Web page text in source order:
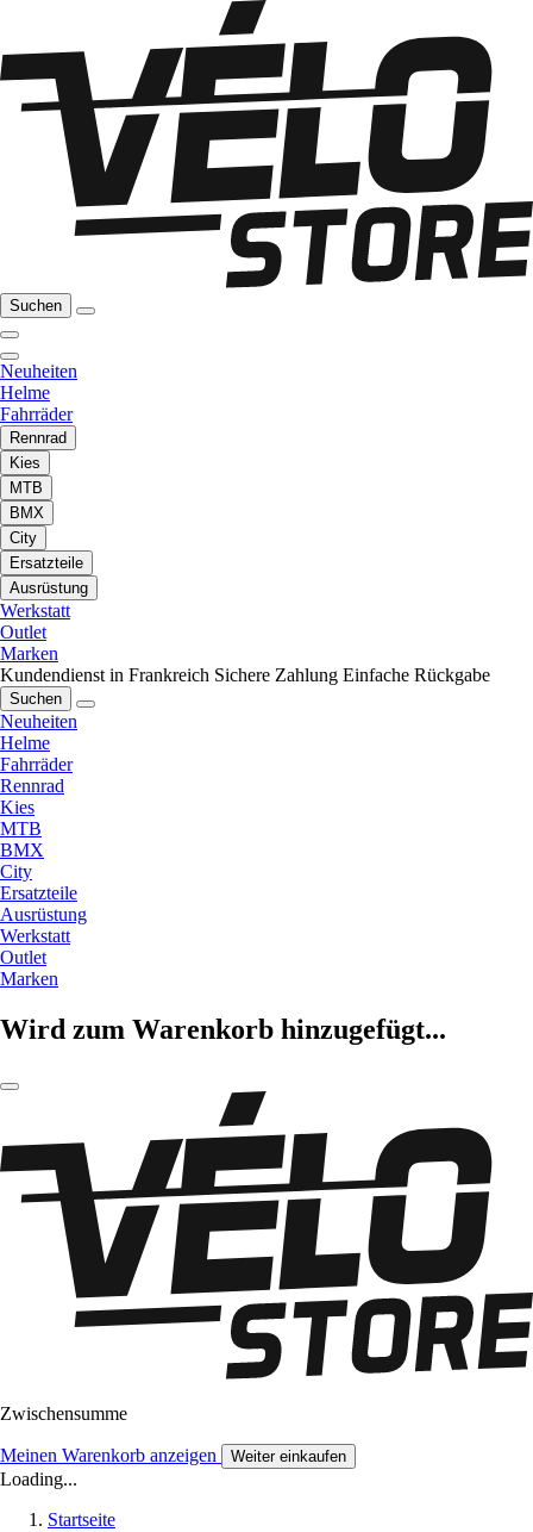
Suchen
Neuheiten
Helme
Fahrräder
Rennrad
Kies
MTB
BMX
City
Ersatzteile
Ausrüstung
Werkstatt
Outlet
Marken
Kundendienst in Frankreich Sichere Zahlung Einfache Rückgabe
Suchen
Neuheiten
Helme
Fahrräder
Rennrad
Kies
MTB
BMX
City
Ersatzteile
Ausrüstung
Werkstatt
Outlet
Marken
Wird zum Warenkorb hinzugefügt...
Zwischensumme
Meinen Warenkorb anzeigen Weiter einkaufen
Loading...
Startseite